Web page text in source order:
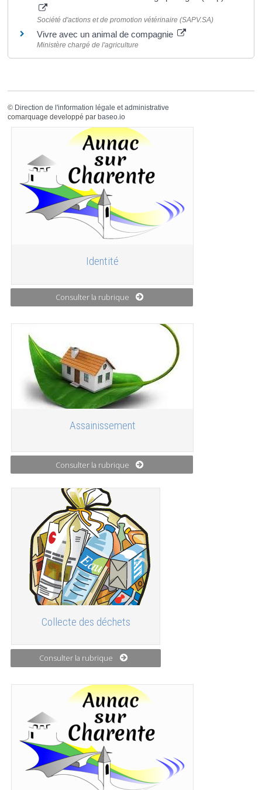
Société d'actions et de promotion vétérinaire (SAPV.SA)
Vivre avec un animal de compagnie
Ministère chargé de l'agriculture
© Direction de l'information légale et administrative
comarquage developpé par baseo.io
Identité
Consulter la rubrique
Assainissement
Consulter la rubrique
Collecte des déchets
Consulter la rubrique